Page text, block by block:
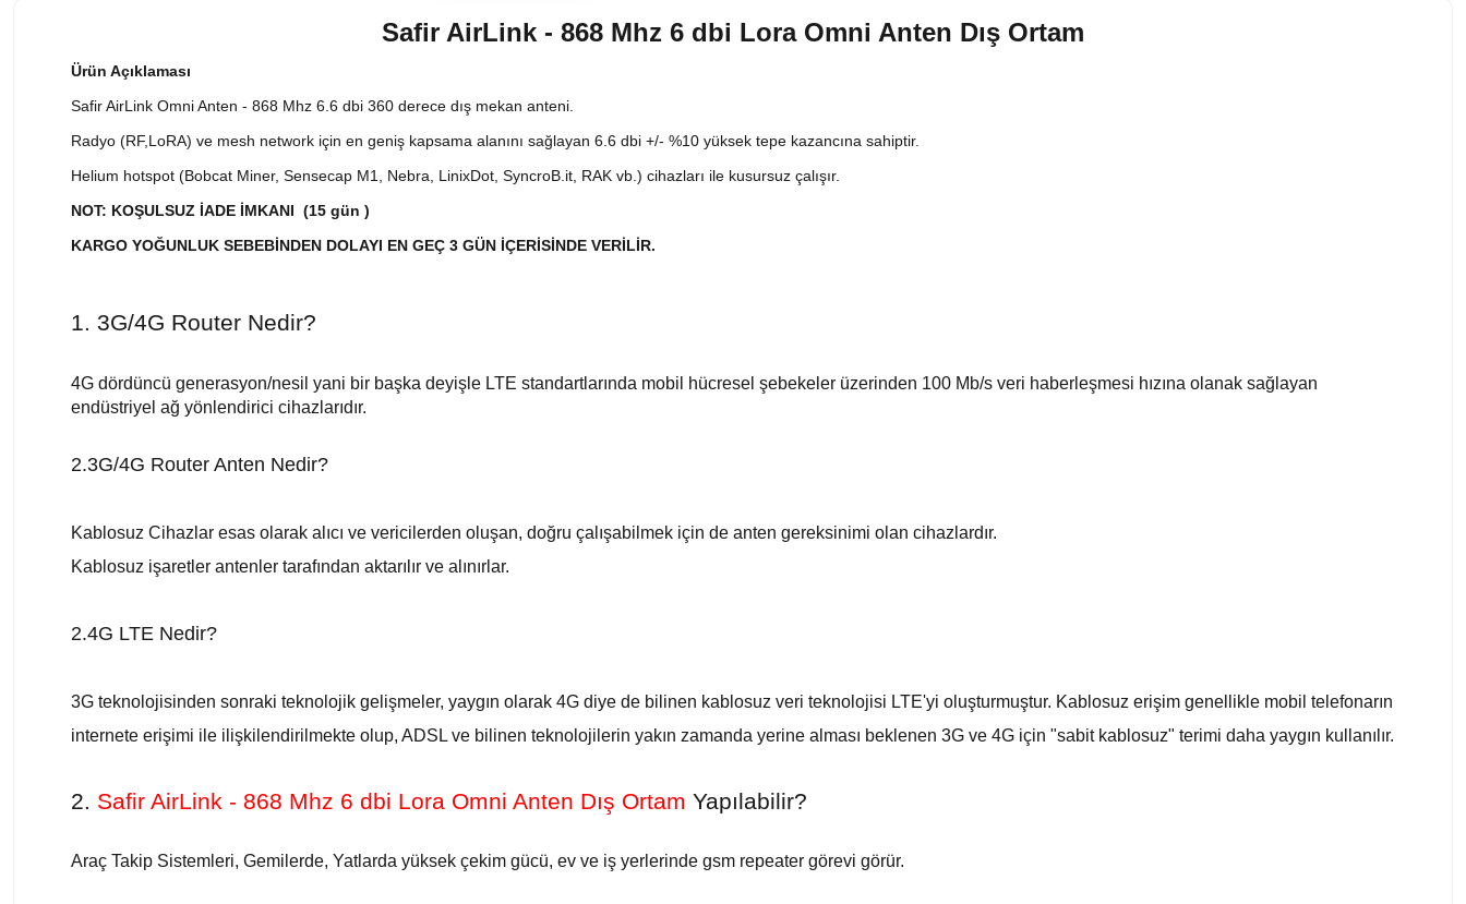
Safir AirLink - 868 Mhz 6 dbi Lora Omni Anten Dış Ortam
Ürün Açıklaması
Safir AirLink Omni Anten - 868 Mhz 6.6 dbi 360 derece dış mekan anteni.
Radyo (RF,LoRA) ve mesh network için en geniş kapsama alanını sağlayan 6.6 dbi +/- %10 yüksek tepe kazancına sahiptir.
Helium hotspot (Bobcat Miner, Sensecap M1, Nebra, LinixDot, SyncroB.it, RAK vb.) cihazları ile kusursuz çalışır.
NOT: KOŞULSUZ İADE İMKANI (15 gün )
KARGO YOĞUNLUK SEBEBİNDEN DOLAYI EN GEÇ 3 GÜN İÇERİSİNDE VERİLİR.
1. 3G/4G Router Nedir?
4G dördüncü generasyon/nesil yani bir başka deyişle LTE standartlarında mobil hücresel şebekeler üzerinden 100 Mb/s veri haberleşmesi hızına olanak sağlayan
endüstriyel ağ yönlendirici cihazlarıdır.
2.3G/4G Router Anten Nedir?
Kablosuz Cihazlar esas olarak alıcı ve vericilerden oluşan, doğru çalışabilmek için de anten gereksinimi olan cihazlardır.
Kablosuz işaretler antenler tarafından aktarılır ve alınırlar.
2.4G LTE Nedir?
3G teknolojisinden sonraki teknolojik gelişmeler, yaygın olarak 4G diye de bilinen kablosuz veri teknolojisi LTE'yi oluşturmuştur. Kablosuz erişim genellikle mobil telefonarın
internete erişimi ile ilişkilendirilmekte olup, ADSL ve bilinen teknolojilerin yakın zamanda yerine alması beklenen 3G ve 4G için "sabit kablosuz" terimi daha yaygın kullanılır.
2. Safir AirLink - 868 Mhz 6 dbi Lora Omni Anten Dış Ortam Yapılabilir?
Araç Takip Sistemleri, Gemilerde, Yatlarda yüksek çekim gücü, ev ve iş yerlerinde gsm repeater görevi görür.